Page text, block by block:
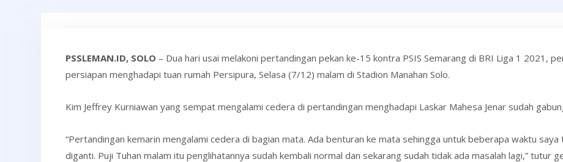
PSSLEMAN.ID, SOLO – Dua hari usai melakoni pertandingan pekan ke-15 kontra PSIS Semarang di BRI Liga 1 2021,
persiapan menghadapi tuan rumah Persipura, Selasa (7/12) malam di Stadion Manahan Solo.
Kim Jeffrey Kurniawan yang sempat mengalami cedera di pertandingan menghadapi Laskar Mahesa Jenar sudah
“Pertandingan kemarin mengalami cedera di bagian mata. Ada benturan ke mata sehingga untuk beberapa waktu
diganti. Puji Tuhan malam itu penglihatannya sudah kembali normal dan sekarang sudah tidak ada masalah lagi,” tutur